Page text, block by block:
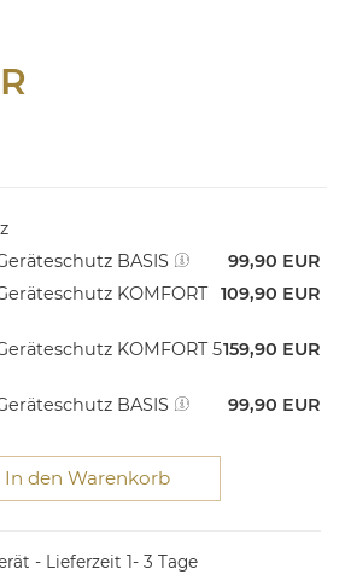
- Lieferzeit 1- 3 Tage
BASIS
99,90 EUR
KOMFORT
109,90 EUR
KOMFORT 5159,90 EUR
BASIS 99,90 EUR
In den Warenkorb